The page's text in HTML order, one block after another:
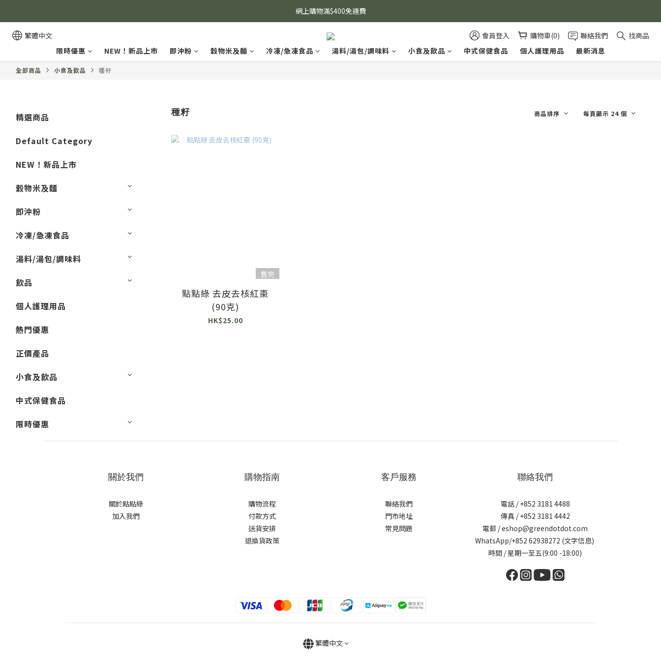
網上購物滿$400免運費
繁體中文 會員登入 購物車(0) 聯絡我們
找商品
限時優惠
NEW！新品上市 即沖粉 穀物米及麵 冷凍/急凍食品 湯料/湯包/調味料 小食及飲品 中式保健食品 個人護理用品 最新消息
全部商品 小食及飲品 種籽
精選商品
Default Category
NEW！新品上市
穀物米及麵
即沖粉
冷凍/急凍食品
湯料/湯包/調味料
飲品
個人護理用品
熱門優惠
正價產品
小食及飲品
中式保健食品
限時優惠
種籽 商品排序 每頁顯示 24 個
售完
點點綠 去皮去核紅棗
(90克)
HK$25.00
關於我們
關於點點綠
加入我們
購物指南
購物流程
付款方式
送貨安排
退換貨政策
客戶服務
聯絡我們
門市地址
常見問題
聯絡我們
電話 / +852 3181 4488
傳真 / +852 3181 4442
電郵 / eshop@greendotdot.com
WhatsApp/+852 62938272 (文字信息)
時間 / 星期一至五(9:00 -18:00)
繁體中文